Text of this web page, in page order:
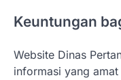
Keuntungan
Website Dinas
informasi yang